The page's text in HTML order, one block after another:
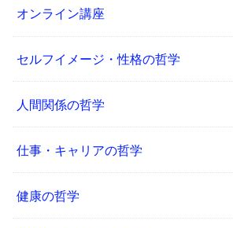
オンライン講座
セルフイメージ・性格の哲学
人間関係の哲学
仕事・キャリアの哲学
健康の哲学